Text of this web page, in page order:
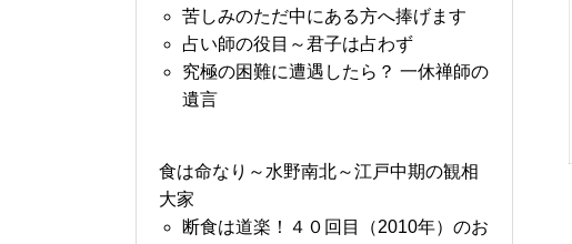
苦しみのただ中にある方へ捧げます
占い師の役目～君子は占わず
究極の困難に遭遇したら？ 一休禅師の
遺言
食は命なり～水野南北～江戸中期の観相
大家
断食は道楽！４０回目（2010年）のお